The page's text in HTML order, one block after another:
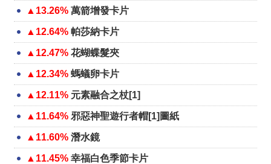
▲13.26% 萬箭增發卡片
▲12.64% 帕莎納卡片
▲12.47% 花蝴蝶髮夾
▲12.34% 螞蟻卵卡片
▲12.11% 元素融合之杖[1]
▲11.64% 邪惡神聖遊行者帽[1]圖紙
▲11.60% 潛水鏡
▲11.45% 幸福白色季節卡片